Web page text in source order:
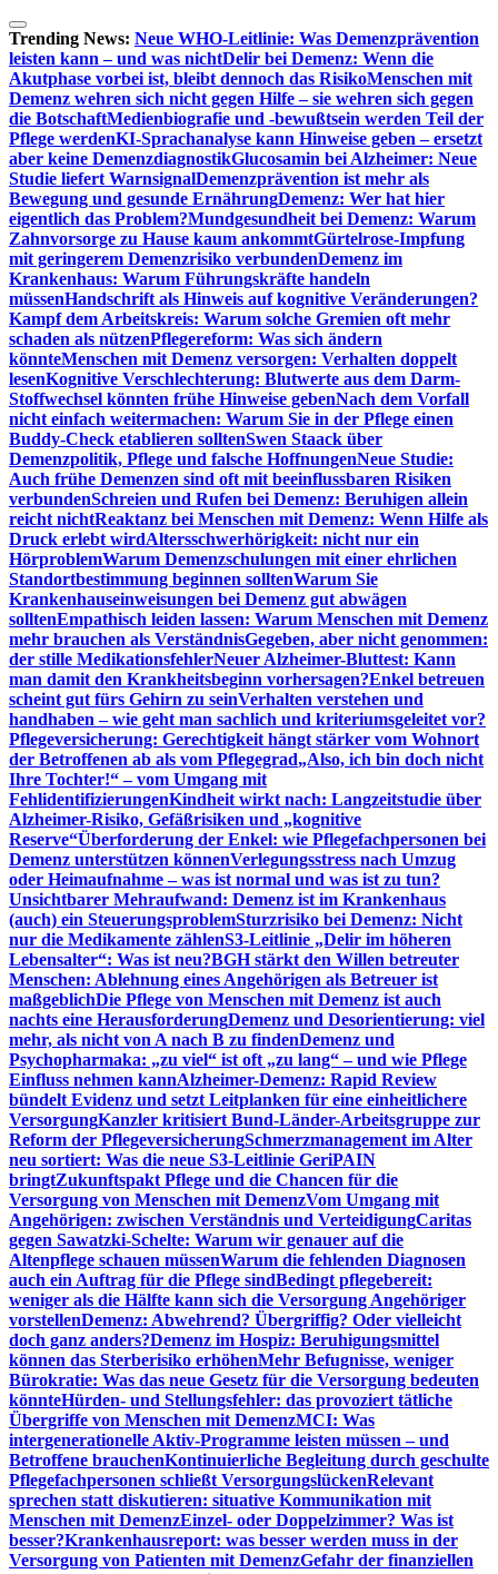
Zum
Inhalt
springen
Trending News: Neue WHO-Leitlinie: Was Demenzprävention
leisten kann – und was nichtDelir bei Demenz: Wenn die
Akutphase vorbei ist, bleibt dennoch das RisikoMenschen mit
Demenz wehren sich nicht gegen Hilfe – sie wehren sich gegen
die BotschaftMedienbiografie und -bewußtsein werden Teil der
Pflege werdenKI-Sprachanalyse kann Hinweise geben – ersetzt
aber keine DemenzdiagnostikGlucosamin bei Alzheimer: Neue
Studie liefert WarnsignalDemenzprävention ist mehr als
Bewegung und gesunde ErnährungDemenz: Wer hat hier
eigentlich das Problem?Mundgesundheit bei Demenz: Warum
Zahnvorsorge zu Hause kaum ankommtGürtelrose-Impfung
mit geringerem Demenzrisiko verbundenDemenz im
Krankenhaus: Warum Führungskräfte handeln
müssenHandschrift als Hinweis auf kognitive Veränderungen?
Kampf dem Arbeitskreis: Warum solche Gremien oft mehr
schaden als nützenPflegereform: Was sich ändern
könnteMenschen mit Demenz versorgen: Verhalten doppelt
lesenKognitive Verschlechterung: Blutwerte aus dem Darm-
Stoffwechsel könnten frühe Hinweise gebenNach dem Vorfall
nicht einfach weitermachen: Warum Sie in der Pflege einen
Buddy-Check etablieren solltenSwen Staack über
Demenzpolitik, Pflege und falsche HoffnungenNeue Studie:
Auch frühe Demenzen sind oft mit beeinflussbaren Risiken
verbundenSchreien und Rufen bei Demenz: Beruhigen allein
reicht nichtReaktanz bei Menschen mit Demenz: Wenn Hilfe als
Druck erlebt wirdAltersschwerhörigkeit: nicht nur ein
HörproblemWarum Demenzschulungen mit einer ehrlichen
Standortbestimmung beginnen solltenWarum Sie
Krankenhauseinweisungen bei Demenz gut abwägen
solltenEmpathisch leiden lassen: Warum Menschen mit Demenz
mehr brauchen als VerständnisGegeben, aber nicht genommen:
der stille MedikationsfehlerNeuer Alzheimer-Bluttest: Kann
man damit den Krankheitsbeginn vorhersagen?Enkel betreuen
scheint gut fürs Gehirn zu seinVerhalten verstehen und
handhaben – wie geht man sachlich und kriteriumsgeleitet vor?
Pflegeversicherung: Gerechtigkeit hängt stärker vom Wohnort
der Betroffenen ab als vom Pflegegrad„Also, ich bin doch nicht
Ihre Tochter!“ – vom Umgang mit
FehlidentifizierungenKindheit wirkt nach: Langzeitstudie über
Alzheimer-Risiko, Gefäßrisiken und „kognitive
Reserve“Überforderung der Enkel: wie Pflegefachpersonen bei
Demenz unterstützen könnenVerlegungsstress nach Umzug
oder Heimaufnahme – was ist normal und was ist zu tun?
Unsichtbarer Mehraufwand: Demenz ist im Krankenhaus
(auch) ein SteuerungsproblemSturzrisiko bei Demenz: Nicht
nur die Medikamente zählenS3-Leitlinie „Delir im höheren
Lebensalter“: Was ist neu?BGH stärkt den Willen betreuter
Menschen: Ablehnung eines Angehörigen als Betreuer ist
maßgeblichDie Pflege von Menschen mit Demenz ist auch
nachts eine HerausforderungDemenz und Desorientierung: viel
mehr, als nicht von A nach B zu findenDemenz und
Psychopharmaka: „zu viel“ ist oft „zu lang“ – und wie Pflege
Einfluss nehmen kannAlzheimer-Demenz: Rapid Review
bündelt Evidenz und setzt Leitplanken für eine einheitlichere
VersorgungKanzler kritisiert Bund-Länder-Arbeitsgruppe zur
Reform der PflegeversicherungSchmerzmanagement im Alter
neu sortiert: Was die neue S3-Leitlinie GeriPAIN
bringtZukunftspakt Pflege und die Chancen für die
Versorgung von Menschen mit DemenzVom Umgang mit
Angehörigen: zwischen Verständnis und VerteidigungCaritas
gegen Sawatzki-Schelte: Warum wir genauer auf die
Altenpflege schauen müssenWarum die fehlenden Diagnosen
auch ein Auftrag für die Pflege sindBedingt pflegebereit:
weniger als die Hälfte kann sich die Versorgung Angehöriger
vorstellenDemenz: Abwehrend? Übergriffig? Oder vielleicht
doch ganz anders?Demenz im Hospiz: Beruhigungsmittel
können das Sterberisiko erhöhenMehr Befugnisse, weniger
Bürokratie: Was das neue Gesetz für die Versorgung bedeuten
könnteHürden- und Stellungsfehler: das provoziert tätliche
Übergriffe von Menschen mit DemenzMCI: Was
intergenerationelle Aktiv-Programme leisten müssen – und
Betroffene brauchenKontinuierliche Begleitung durch geschulte
Pflegefachpersonen schließt VersorgungslückenRelevant
sprechen statt diskutieren: situative Kommunikation mit
Menschen mit DemenzEinzel- oder Doppelzimmer? Was ist
besser?Krankenhausreport: was besser werden muss in der
Versorgung von Patienten mit DemenzGefahr der finanziellen